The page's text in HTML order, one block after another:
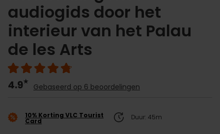
audiogids door het
interieur van het Palau
de les Arts
4.9 Gebaseerd op 6 beoordelingen
10% Korting VLC Tourist
Card Duur: 45m